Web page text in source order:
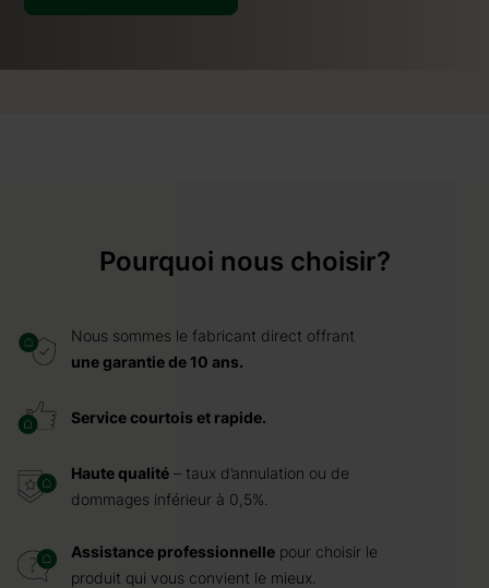
Pourquoi nous choisir?
Nous sommes le fabricant direct offrant
une garantie de 10 ans.
Service courtois et rapide.
Haute qualité – taux d’annulation ou de
dommages inférieur à 0,5%.
Assistance professionnelle pour choisir le
produit qui vous convient le mieux.